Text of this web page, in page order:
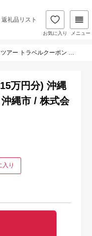
返礼品リスト
お気に入り メニュー
社ホワイト・ベアーファミリー [BCAV007]
万円分) 沖縄
縄市 / 株式会
入り